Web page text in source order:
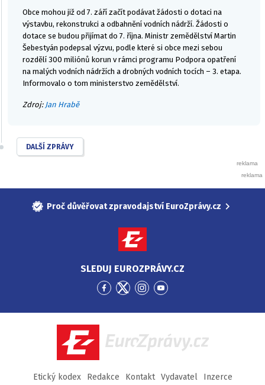
Obce mohou již od 7. září začít podávat žádosti o dotaci na
výstavbu, rekonstrukci a odbahnění vodních nádrží. Žádosti o
dotace se budou přijímat do 7. října. Ministr zemědělství Martin
Šebestyán podepsal výzvu, podle které si obce mezi sebou
rozdělí 300 miliónů korun v rámci programu Podpora opatření
na malých vodních nádržích a drobných vodních tocích – 3. etapa.
Informovalo o tom ministerstvo zemědělství.
Zdroj: Jan Hrabě
DALŠÍ ZPRÁVY
Proč důvěřovat zpravodajství EuroZprávy.cz
SLEDUJ EUROZPRÁVY.CZ
Přejít
Facebook
Přejít
Twitter
Přejít
Instagram
Přejít
YouTube
EuroZprávy.cz
Etický kodex Redakce Kontakt Vydavatel
Inzerce